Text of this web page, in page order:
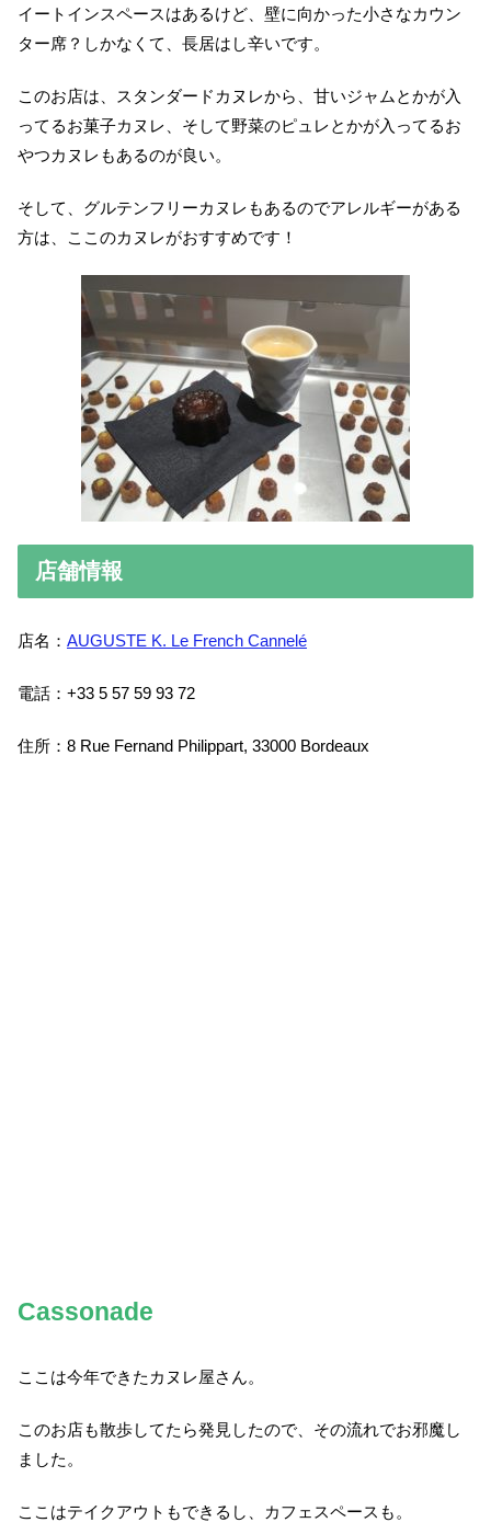
イートインスペースはあるけど、壁に向かった小さなカウン
ター席？しかなくて、長居はし辛いです。
このお店は、スタンダードカヌレから、甘いジャムとかが入
ってるお菓子カヌレ、そして野菜のピュレとかが入ってるお
やつカヌレもあるのが良い。
そして、グルテンフリーカヌレもあるのでアレルギーがある
方は、ここのカヌレがおすすめです！
店舗情報
店名： AUGUSTE K. Le French Cannelé
電話：+33 5 57 59 93 72
住所：8 Rue Fernand Philippart, 33000 Bordeaux
Cassonade
ここは今年できたカヌレ屋さん。
このお店も散歩してたら発見したので、その流れでお邪魔し
ました。
ここはテイクアウトもできるし、カフェスペースも。